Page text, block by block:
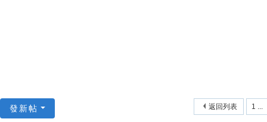
1 ...
返回列表
發新帖